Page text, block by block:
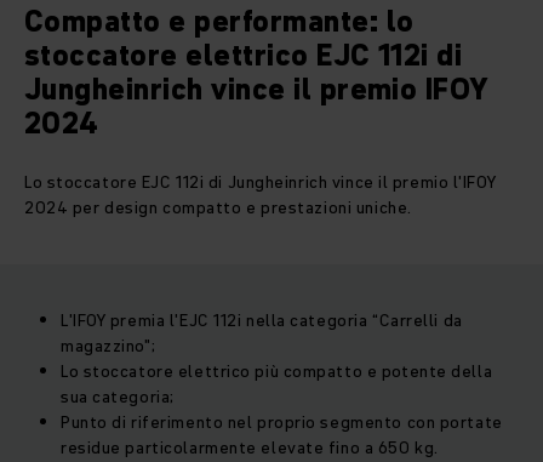
Compatto e performante: lo
stoccatore elettrico EJC 112i di
Jungheinrich vince il premio IFOY
2024
Lo stoccatore EJC 112i di Jungheinrich vince il premio l'IFOY
2024 per design compatto e prestazioni uniche.
L'IFOY premia l'EJC 112i nella categoria “Carrelli da
magazzino";
Lo stoccatore elettrico più compatto e potente della
sua categoria;
Punto di riferimento nel proprio segmento con portate
residue particolarmente elevate fino a 650 kg.